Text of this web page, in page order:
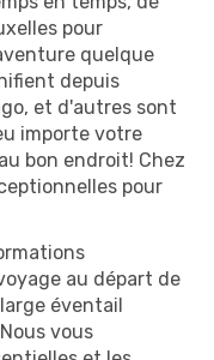
pour
quelque
depuis
et d'autres sont
importe votre
bon endroit! Chez
pour
au départ de
éventail
vous